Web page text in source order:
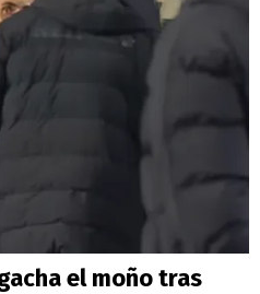
el moño tras